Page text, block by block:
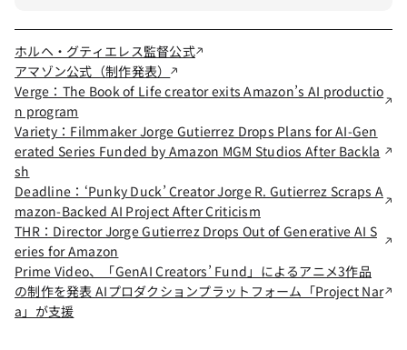
ホルヘ・グティエレス監督公式
アマゾン公式（制作発表）
Verge：The Book of Life creator exits Amazon’s AI productio
n program
Variety：Filmmaker Jorge Gutierrez Drops Plans for AI-Gen
erated Series Funded by Amazon MGM Studios After Backla
sh
Deadline：‘Punky Duck’ Creator Jorge R. Gutierrez Scraps A
mazon-Backed AI Project After Criticism
THR：Director Jorge Gutierrez Drops Out of Generative AI S
eries for Amazon
Prime Video、「GenAI Creators’ Fund」によるアニメ3作品
の制作を発表 AIプロダクションプラットフォーム「Project Nar
a」が支援